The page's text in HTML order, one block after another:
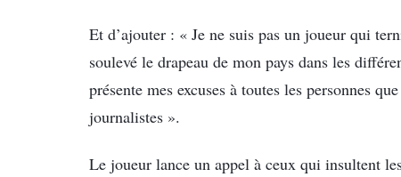
Et d’ajouter : « Je ne suis pas un joueur qui
soulevé le drapeau de mon pays dans les
présente mes excuses à toutes les personnes
journalistes ».
Le joueur lance un appel à ceux qui insultent